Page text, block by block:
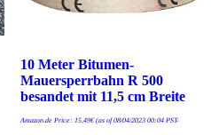
10 Meter Bitumen-
Mauersperrbahn R 500
besandet mit 11,5 cm Breite
Amazon.de Price: 15,49€(as of 08/04/2023 00:04 PST-